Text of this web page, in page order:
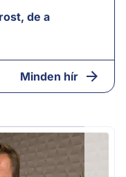
de a
Minden hír